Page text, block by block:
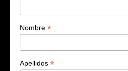
Nombre *
Apellidos *